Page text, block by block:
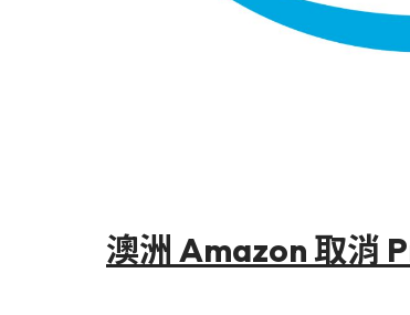
澳洲 Amazon 取消